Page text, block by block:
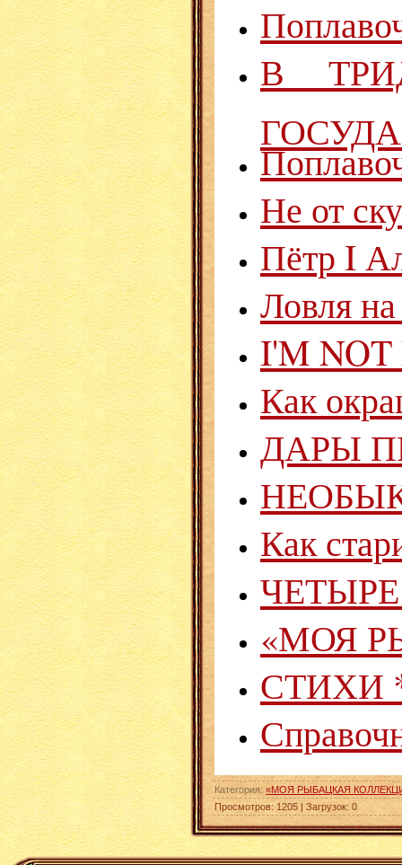
В
Не от
Пётр I
Ловля
I'M NOT
Как
ДАРЫ
Как
ЧЕТЫРЕ
«МОЯ
СТИХИ
Категория: «МОЯ РЫБАЦКАЯ
Просмотров: 1205 | Загрузок: 0